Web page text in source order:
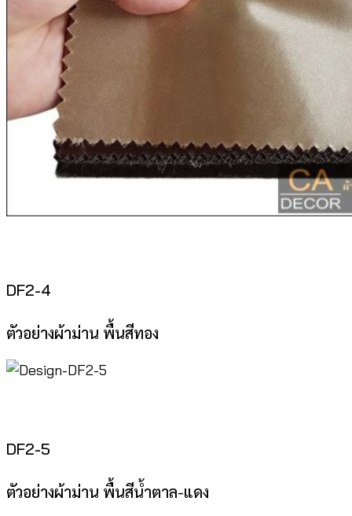
DF2-4
ตัวอย่างผ้าม่าน พื้นสีทอง
DF2-5
ตัวอย่างผ้าม่าน พื้นสีน้ำตาล-แดง